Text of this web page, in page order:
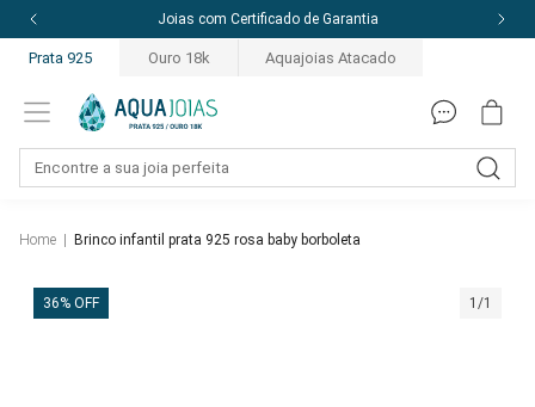
Joias com Certificado de Garantia
Prata 925 Ouro 18k Aquajoias Atacado
Home Brinco infantil prata 925 rosa baby borboleta
36% OFF 1/1